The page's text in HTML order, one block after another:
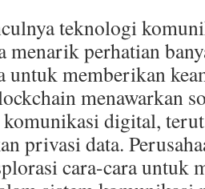
teknologi
menarik perhatian
untuk memberikan
menawarkan
komunikasi digital,
privasi data.
cara-cara untuk